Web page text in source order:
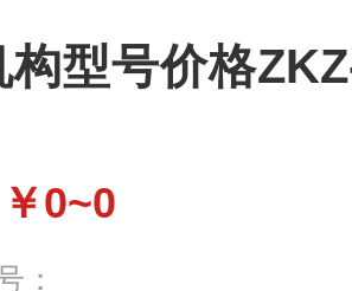
构型号价格
￥0~0
：